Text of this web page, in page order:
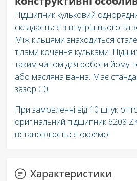
Підшипник кульковий
складається з внутрішнього та
Між кільцями знаходиться
тілами кочення кульками.
таким чином для роботи йому
або масляна ванна. Має
зазор C0.
При замовленні від 10 штук
оригінальний підшипник 6208
встановлюється окремо!
Характеристики